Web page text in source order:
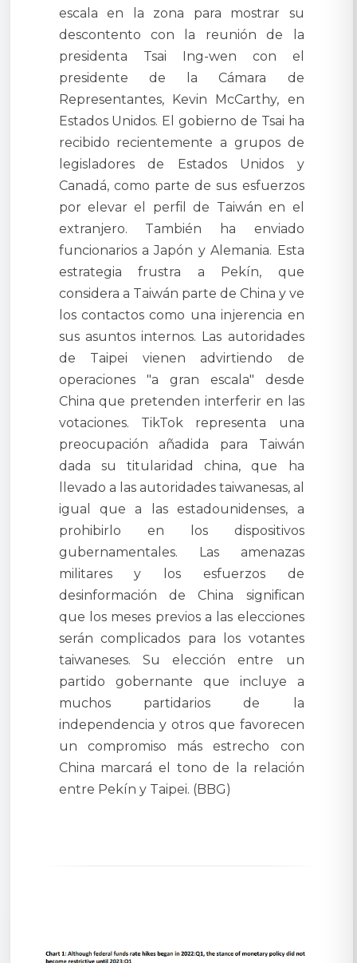
escala en la zona para mostrar su
descontento con la reunión de la
presidenta Tsai Ing-wen con el
presidente de la Cámara de
Representantes, Kevin McCarthy, en
Estados Unidos. El gobierno de Tsai ha
recibido recientemente a grupos de
legisladores de Estados Unidos y
Canadá, como parte de sus esfuerzos
por elevar el perfil de Taiwán en el
extranjero. También ha enviado
funcionarios a Japón y Alemania. Esta
estrategia frustra a Pekín, que
considera a Taiwán parte de China y ve
los contactos como una injerencia en
sus asuntos internos. Las autoridades
de Taipei vienen advirtiendo de
operaciones "a gran escala" desde
China que pretenden interferir en las
votaciones. TikTok representa una
preocupación añadida para Taiwán
dada su titularidad china, que ha
llevado a las autoridades taiwanesas, al
igual que a las estadounidenses, a
prohibirlo en los dispositivos
gubernamentales. Las amenazas
militares y los esfuerzos de
desinformación de China significan
que los meses previos a las elecciones
serán complicados para los votantes
taiwaneses. Su elección entre un
partido gobernante que incluye a
muchos partidarios de la
independencia y otros que favorecen
un compromiso más estrecho con
China marcará el tono de la relación
entre Pekín y Taipei. (BBG)